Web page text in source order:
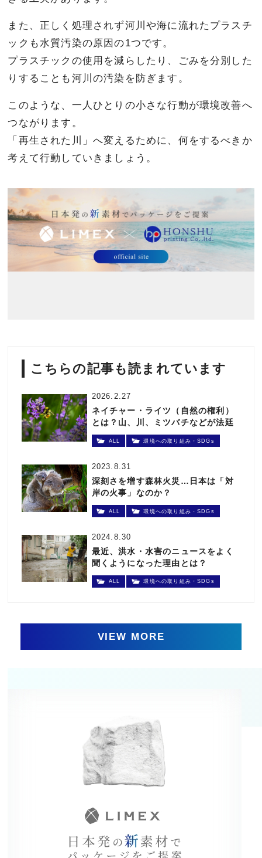
また、正しく処理されず河川や海に流れたプラスチ
ックも水質汚染の原因の1つです。
プラスチックの使用を減らしたり、ごみを分別した
りすることも河川の汚染を防ぎます。
このような、一人ひとりの小さな行動が環境改善へ
つながります。
「再生された川」へ変えるために、何をするべきか
考えて行動していきましょう。
こちらの記事も読まれています
2026.2.27
ネイチャー・ライツ（自然の権利）
とは？山、川、ミツバチなどが法廷
に立つ日
ALL 環境への取り組み・SDGs
2023.8.31
深刻さを増す森林火災…日本は「対
岸の火事」なのか？
ALL 環境への取り組み・SDGs
2024.8.30
最近、洪水・水害のニュースをよく
聞くようになった理由とは？
ALL 環境への取り組み・SDGs
VIEW MORE